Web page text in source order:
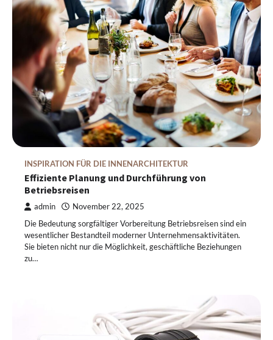
INSPIRATION FÜR DIE INNENARCHITEKTUR
Effiziente Planung und Durchführung von
Betriebsreisen
admin November 22, 2025
Die Bedeutung sorgfältiger Vorbereitung Betriebsreisen sind ein
wesentlicher Bestandteil moderner Unternehmensaktivitäten.
Sie bieten nicht nur die Möglichkeit, geschäftliche Beziehungen
zu…